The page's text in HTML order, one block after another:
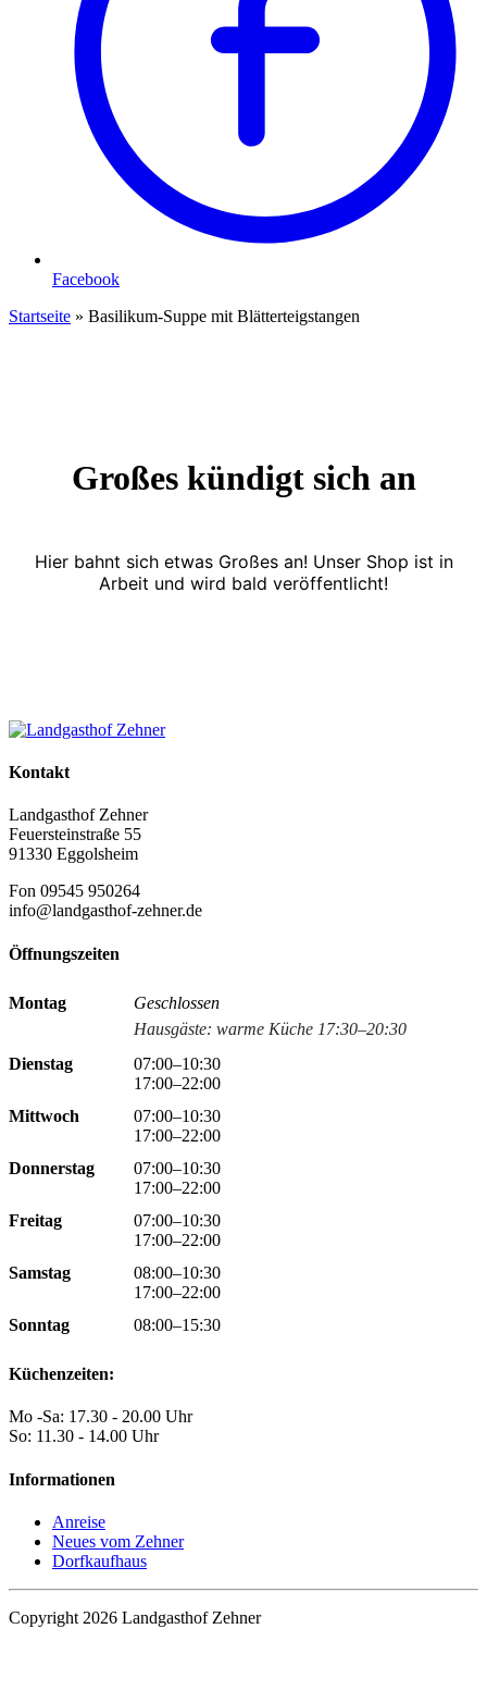
Facebook
Startseite » Basilikum-Suppe mit Blätterteigstangen
Großes kündigt sich an
Hier bahnt sich etwas Großes an! Unser Shop ist in
Arbeit und wird bald veröffentlicht!
Kontakt
Landgasthof Zehner
Feuersteinstraße 55
91330 Eggolsheim
Fon 09545 950264
info@landgasthof-zehner.de
Öffnungszeiten
Montag
Geschlossen
Hausgäste: warme Küche 17:30–20:30
Dienstag
07:00–10:30
17:00–22:00
Mittwoch
07:00–10:30
17:00–22:00
Donnerstag
07:00–10:30
17:00–22:00
Freitag
07:00–10:30
17:00–22:00
Samstag
08:00–10:30
17:00–22:00
Sonntag
08:00–15:30
Küchenzeiten:
Mo -Sa: 17.30 - 20.00 Uhr
So: 11.30 - 14.00 Uhr
Informationen
Anreise
Neues vom Zehner
Dorfkaufhaus
Copyright 2026 Landgasthof Zehner